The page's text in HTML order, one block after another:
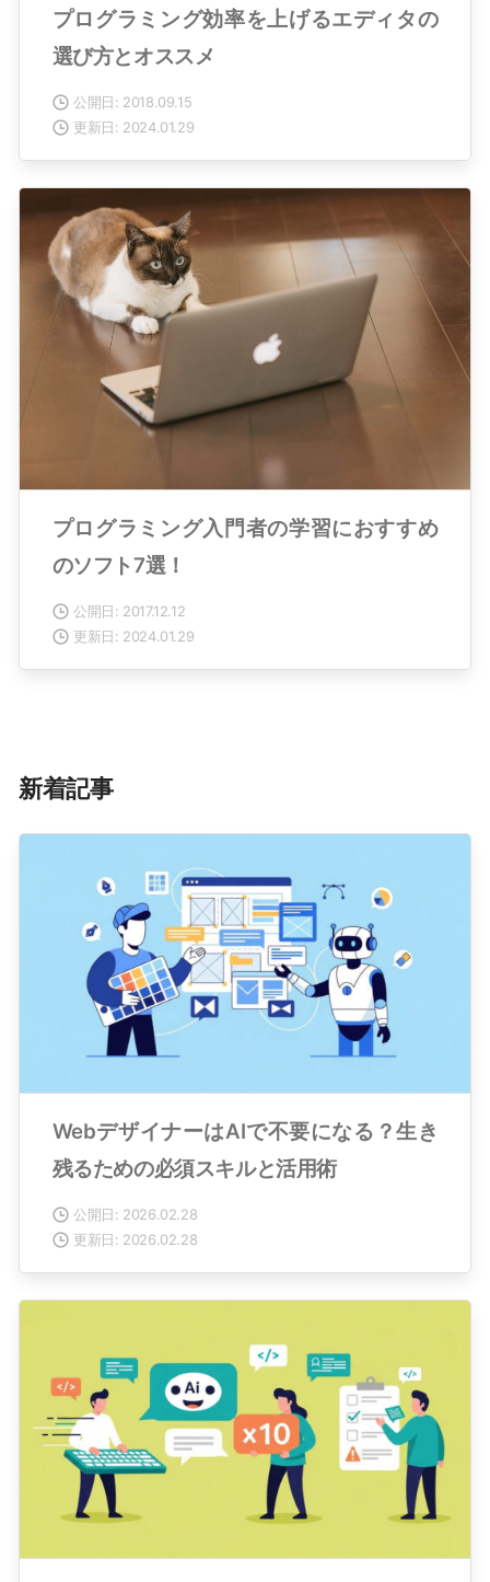
プログラミング効率を上げるエディタの
選び方とオススメ
公開日: 2018.09.15
更新日: 2024.01.29
プログラミング入門者の学習におすすめ
のソフト7選！
公開日: 2017.12.12
更新日: 2024.01.29
新着記事
WebデザイナーはAIで不要になる？生き
残るための必須スキルと活用術
公開日: 2026.02.28
更新日: 2026.02.28